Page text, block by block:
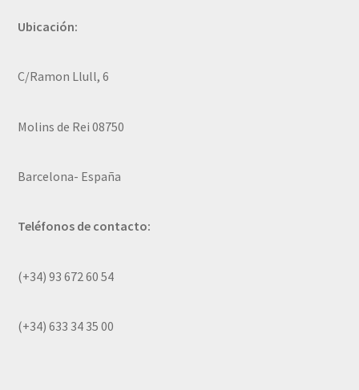
Ubicación:
C/Ramon Llull, 6
Molins de Rei 08750
Barcelona- España
Teléfonos de contacto:
(+34) 93 672 60 54
(+34) 633 34 35 00